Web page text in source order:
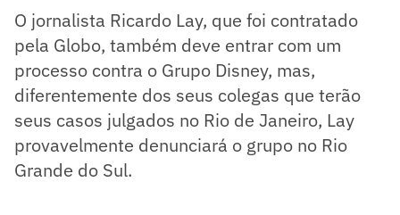
O jornalista Ricardo Lay, que foi contratado
pela Globo, também deve entrar com um
processo contra o Grupo Disney, mas,
diferentemente dos seus colegas que terão
seus casos julgados no Rio de Janeiro, Lay
provavelmente denunciará o grupo no Rio
Grande do Sul.